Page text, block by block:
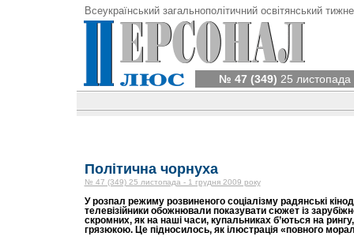
Всеукраїнський загальнополітичний освітянський
№ 47 (349) 25
Політична чорнуха
№ 47 (349) 25 листопада - 1 грудня 2009 року
У розпал режиму розвиненого соціалізму радянські
телевізійники обожнювали показувати сюжет із
скромних, як на наші часи, купальниках б’ються на
грязюкою. Це підносилось, як ілюстрація «повного